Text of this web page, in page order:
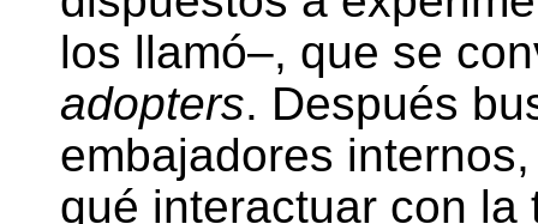
los llamó–, que se
adopters. Después
embajadores
qué interactuar con